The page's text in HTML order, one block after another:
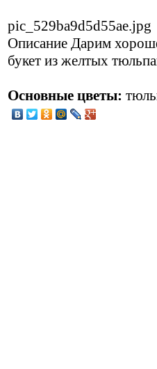
pic_529ba9d5d55ae.jpg
Описание Дарим
букет из желтых
Основные цветы: